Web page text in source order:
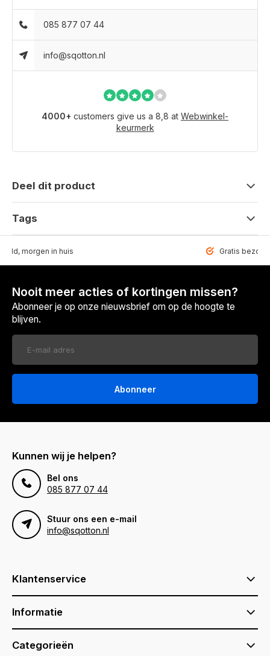
085 877 07 44
info@sqotton.nl
4000+ customers give us a 8,8 at Webwinkel-
keurmerk
Deel dit product
Tags
morgen in huis Gratis
Nooit meer acties of kortingen missen?
Abonneer je op onze nieuwsbrief om op de hoogte te
blijven.
Abonneer
Kunnen wij je helpen?
Bel ons
085 877 07 44
Stuur ons een e-mail
info@sqotton.nl
Klantenservice
Informatie
Categorieën